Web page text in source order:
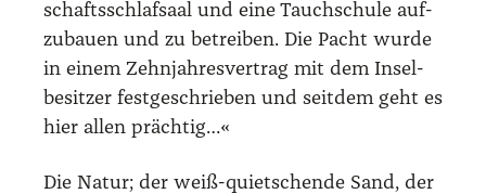
schafts­schlaf­saal und eine Tauch­schu­le auf­
zu­bau­en und zu betrei­ben. Die Pacht wur­de
in einem Zehn­jah­res­ver­trag mit dem Insel­
be­sit­zer fest­ge­schrie­ben und seit­dem geht es
hier allen präch­tig…«
Die Natur; der weiß-quiet­schen­de Sand, der